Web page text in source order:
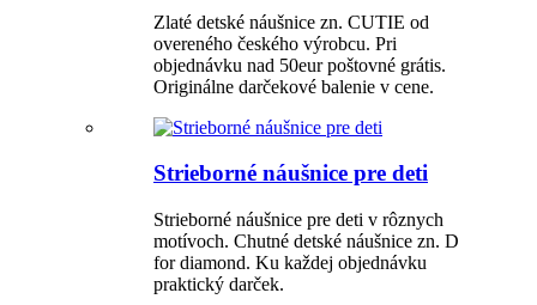
Zlaté detské náušnice zn. CUTIE od
overeného českého výrobcu. Pri
objednávku nad 50eur poštovné grátis.
Originálne darčekové balenie v cene.
Strieborné náušnice pre deti
Strieborné náušnice pre deti v rôznych
motívoch. Chutné detské náušnice zn. D
for diamond. Ku každej objednávku
praktický darček.